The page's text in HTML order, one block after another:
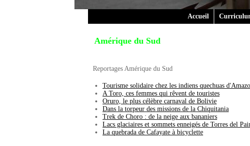
Accueil
Amérique du Sud
Reportages Amérique du Sud
Tourisme solidaire chez les indiens quechuas
A Toro, ces femmes qui rêvent de touristes
Oruro, le plus célèbre carnaval de Bolivie
Dans la torpeur des missions de la Chiquitania
Trek de Choro : de la neige aux bananiers
Lacs glaciaires et sommets enneigés de Torres del
La quebrada de Cafayate à bicyclette